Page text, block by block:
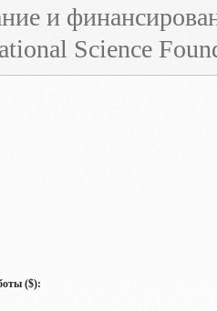
и
Science
($):